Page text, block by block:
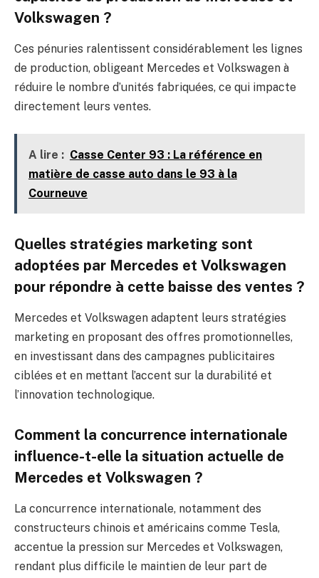
Volkswagen ?
Ces pénuries ralentissent considérablement les lignes
de production, obligeant Mercedes et Volkswagen à
réduire le nombre d’unités fabriquées, ce qui impacte
directement leurs ventes.
A lire : Casse Center 93 : La référence en
matière de casse auto dans le 93 à la
Courneuve
Quelles stratégies marketing sont
adoptées par Mercedes et Volkswagen
pour répondre à cette baisse des ventes ?
Mercedes et Volkswagen adaptent leurs stratégies
marketing en proposant des offres promotionnelles,
en investissant dans des campagnes publicitaires
ciblées et en mettant l’accent sur la durabilité et
l’innovation technologique.
Comment la concurrence internationale
influence-t-elle la situation actuelle de
Mercedes et Volkswagen ?
La concurrence internationale, notamment des
constructeurs chinois et américains comme Tesla,
accentue la pression sur Mercedes et Volkswagen,
rendant plus difficile le maintien de leur part de